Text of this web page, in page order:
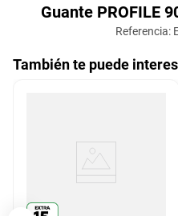
Guante PROFILE
Referencia:
También te puede